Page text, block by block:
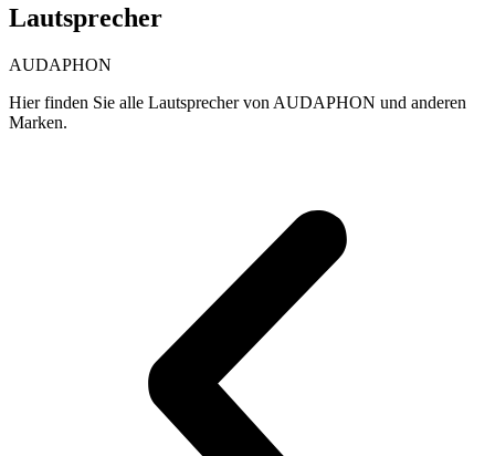
Lautsprecher
AUDAPHON
Hier finden Sie alle Lautsprecher von AUDAPHON und anderen
Marken.